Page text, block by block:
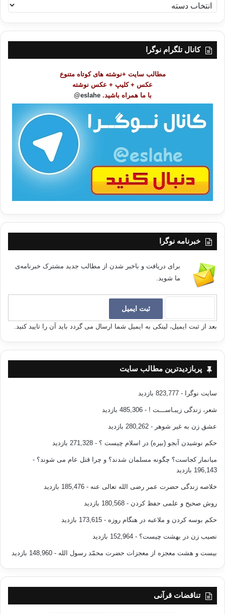
ه
ر
کانال تلگرام نوگرا
مطالب سایت +نوشته های کوتاه متنوع
عکس + کلیپ + عکس نوشته
با ما همراه باشید. eslahe@
خبرنامه نوگرا
برای دریافت و باخبر شدن از مطالب جدید مشترک خبرنامه‌ی
ما شوید.
بعد از ثبت ایمیل، لینکی به ایمیل شما ارسال می گردد باید آن را تایید کنید.
پربازدیدترین مطالب سایت
سایت نوگرا - 823,777 بازدید
شعر، زندگی زیبـاســـت ! - 485,306 بازدید
عشق زن به غیر شوهر - 280,262 بازدید
حکم نوشیدن آبجو (بیره) در اسلام چیست ؟ - 271,328 بازدید
میانمار کجاست؟ چگونه مسلمان شدند؟ و چرا قتل عام می شوند؟ -
196,143 بازدید
خلاصه زندگی حضرت عمر رضی الله تعالی عنه - 185,476 بازدید
روش صحیح و علمی حفظ کردن - 180,568 بازدید
حکم بوسه کردن و ملاعبه در هنگام روزه - 173,615 بازدید
نصیب زن در بهشت چیست؟ - 152,964 بازدید
بیست و هشت معجزه از معجزات حضرت محمّد رسول الله - 148,960 بازدید
تناقضات قرآنی